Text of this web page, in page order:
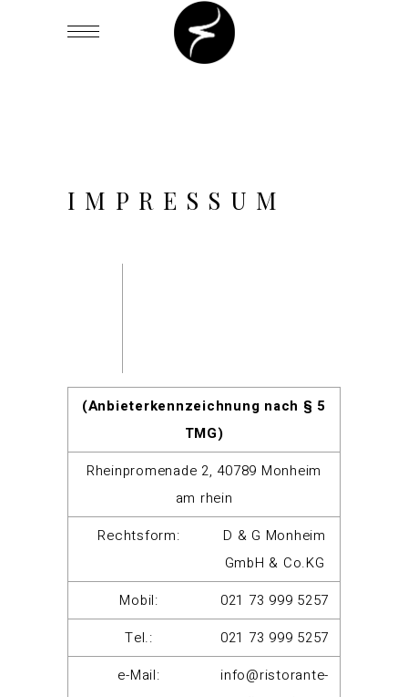
IMPRESSUM
(Anbieterkennzeichnung nach § 5
TMG)
Rheinpromenade 2, 40789 Monheim
am rhein
Rechtsform:
D & G Monheim
GmbH & Co.KG
Mobil:
021 73 999 5257
Tel.:
021 73 999 5257
e-Mail:
info@ristorante-